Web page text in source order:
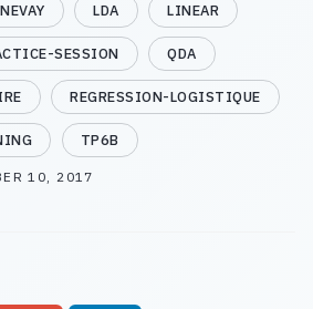
LDA LINEAR
SESSION QDA
REGRESSION-LOGISTIQUE
TP6B
10, 2017